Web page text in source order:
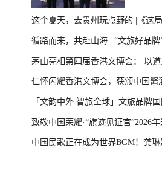
这个夏天，去贵州玩点野的 |《这
循路而来，共赴山海 | “文旅好品
茅山亮相第四届香港文博会： 以
播新表达
仁怀闪耀香港文博会，获颁中国酱
「文韵中外 智旅全球」文旅品牌
致敬中国荣耀·“旗迹见证官”2026
中国民歌正在成为世界BGM！龚